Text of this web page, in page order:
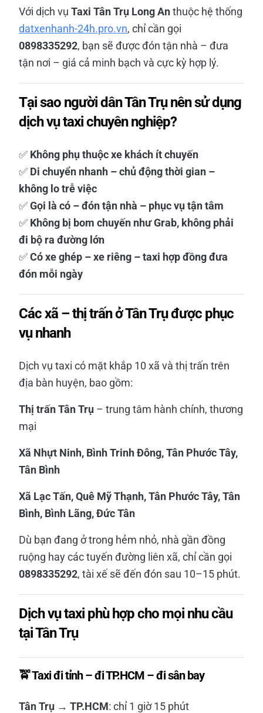
Với dịch vụ Taxi Tân Trụ Long Anthuộc hệ thống
datxenhanh-24h.pro.vn, chỉ cần gọi
0898335292, bạn sẽ được đón tận nhà – đưa
tận nơi – giá cả minh bạch và cực kỳ hợp lý.
Tại sao người dân Tân Trụ nên sử dụng
dịch vụ taxi chuyên nghiệp?
✅ Không phụ thuộc xe khách ít chuyến
✅ Di chuyển nhanh – chủ động thời gian –
không lo trễ việc
✅Gọi là có – đón tận nhà – phục vụ tận tâm
✅ Không bị bom chuyến như Grab, không phải
đi bộ ra đường lớn
✅Có xe ghép – xe riêng – taxi hợp đồng đưa
đón mỗi ngày
Các xã – thị trấn ở Tân Trụ được phục
vụ nhanh
Dịch vụ taxi có mặt khắp 10 xã và thị trấn trên
địa bàn huyện, bao gồm:
Thị trấn Tân Trụ – trung tâm hành chính, thương
mại
Xã Nhựt Ninh, Bình Trinh Đông, Tân Phước Tây,
Tân Bình
Xã Lạc Tấn, Quê Mỹ Thạnh, Tân Phước Tây, Tân
Bình, Bình Lãng, Đức Tân
Dù bạn đang ở trong hẻm nhỏ, nhà gần đồng
ruộng hay các tuyến đường liên xã, chỉ cần gọi
0898335292, tài xế sẽ đến đón sau 10–15 phút.
Dịch vụ taxi phù hợp cho mọi nhu cầu
tại Tân Trụ
🚖 Taxi đi tỉnh – đi TP.HCM – đi sân bay
Tân Trụ → TP.HCM: chỉ 1 giờ 15 phút